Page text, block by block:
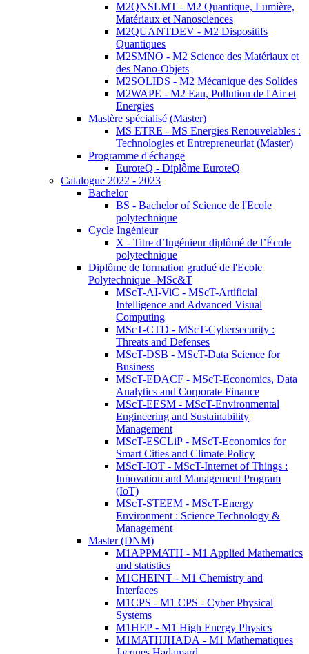
M2QNSLMT - M2 Quantique, Lumière,
Matériaux et Nanosciences
M2QUANTDEV - M2 Dispositifs
Quantiques
M2SMNO - M2 Science des Matériaux et
des Nano-Objets
M2SOLIDS - M2 Mécanique des Solides
M2WAPE - M2 Eau, Pollution de l'Air et
Energies
Mastère spécialisé (Master)
MS ETRE - MS Energies Renouvelables :
Technologies et Entrepreneuriat (Master)
Programme d'échange
EuroteQ - Diplôme EuroteQ
Catalogue 2022 - 2023
Bachelor
BS - Bachelor of Science de l'Ecole
polytechnique
Cycle Ingénieur
X - Titre d’Ingénieur diplômé de l’École
polytechnique
Diplôme de formation gradué de l'Ecole
Polytechnique -MSc&T
MScT-AI-ViC - MScT-Artificial
Intelligence and Advanced Visual
Computing
MScT-CTD - MScT-Cybersecurity :
Threats and Defenses
MScT-DSB - MScT-Data Science for
Business
MScT-EDACF - MScT-Economics, Data
Analytics and Corporate Finance
MScT-EESM - MScT-Environmental
Engineering and Sustainability
Management
MScT-ESCLiP - MScT-Economics for
Smart Cities and Climate Policy
MScT-IOT - MScT-Internet of Things :
Innovation and Management Program
(IoT)
MScT-STEEM - MScT-Energy
Environment : Science Technology &
Management
Master (DNM)
M1APPMATH - M1 Applied Mathematics
and statistics
M1CHEINT - M1 Chemistry and
Interfaces
M1CPS - M1 CPS - Cyber Physical
Systems
M1HEP - M1 High Energy Physics
M1MATHJHADA - M1 Mathematiques